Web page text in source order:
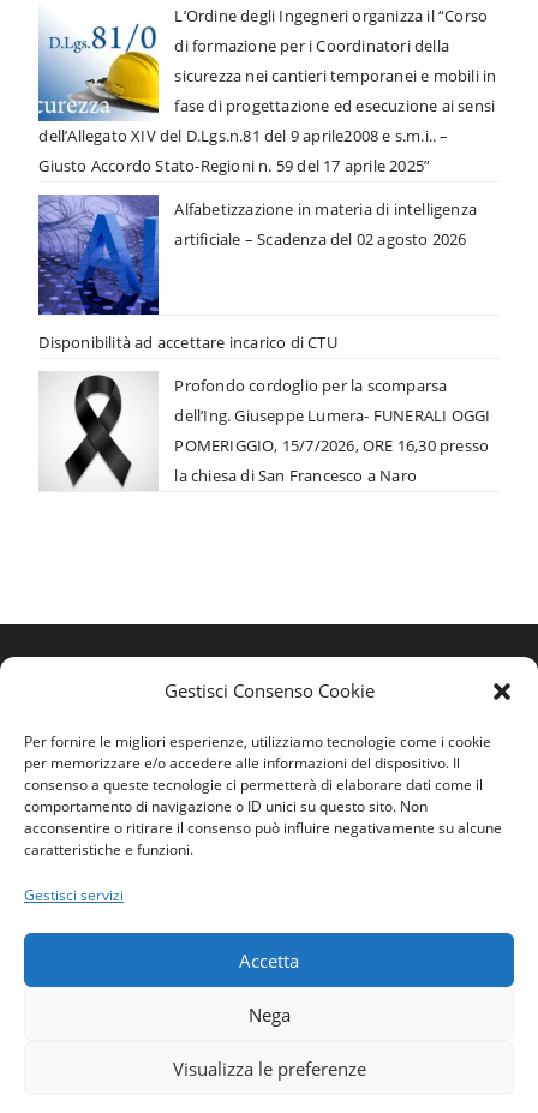
Gestisci Consenso Cookie
Per fornire le migliori esperienze, utilizziamo tecnologie come i cookie
per memorizzare e/o accedere alle informazioni del dispositivo. Il
consenso a queste tecnologie ci permetterà di elaborare dati come il
comportamento di navigazione o ID unici su questo sito. Non
acconsentire o ritirare il consenso può influire negativamente su alcune
caratteristiche e funzioni.
Gestisci servizi
Accetta
Nega
Visualizza le preferenze
L’Ordine degli Ingegneri organizza il “Corso
di formazione per i Coordinatori della
sicurezza nei cantieri temporanei e mobili in
fase di progettazione ed esecuzione ai sensi
dell’Allegato XIV del D.Lgs.n.81 del 9 aprile2008 e s.m.i.. –
Giusto Accordo Stato-Regioni n. 59 del 17 aprile 2025”
Alfabetizzazione in materia di intelligenza
artificiale – Scadenza del 02 agosto 2026
Disponibilità ad accettare incarico di CTU
Profondo cordoglio per la scomparsa
dell’Ing. Giuseppe Lumera- FUNERALI OGGI
POMERIGGIO, 15/7/2026, ORE 16,30 presso
la chiesa di San Francesco a Naro
Home
Ordine
Contatti
Domande generiche e commenti:contattaci